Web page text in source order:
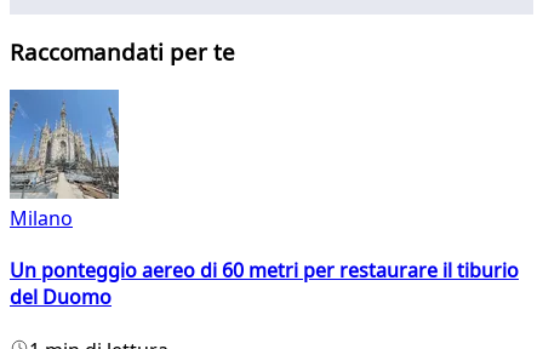
Raccomandati per te
Milano
Un ponteggio aereo di 60 metri per restaurare il tiburio
del Duomo